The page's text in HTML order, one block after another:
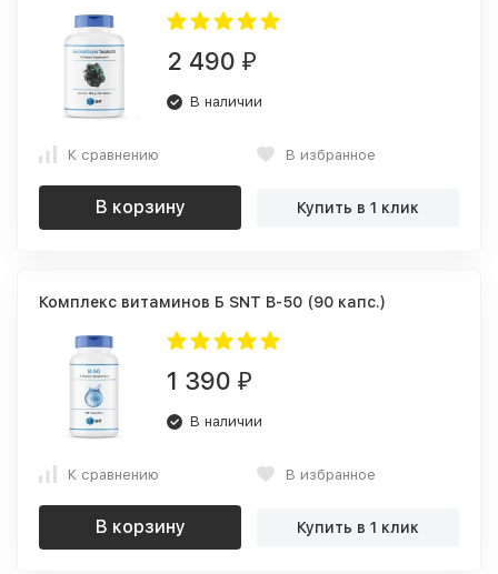
2 490 ₽
В наличии
К сравнению В избранное
В корзину Купить в 1 клик
Комплекс витаминов Б SNT B-50 (90 капс.)
1 390 ₽
В наличии
К сравнению В избранное
В корзину Купить в 1 клик